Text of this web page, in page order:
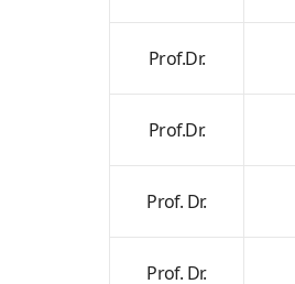
Prof.Dr.
Prof.Dr.
Prof. Dr.
Prof. Dr.